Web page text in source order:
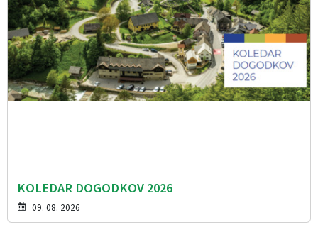
KOLEDAR DOGODKOV 2026
09. 08. 2026